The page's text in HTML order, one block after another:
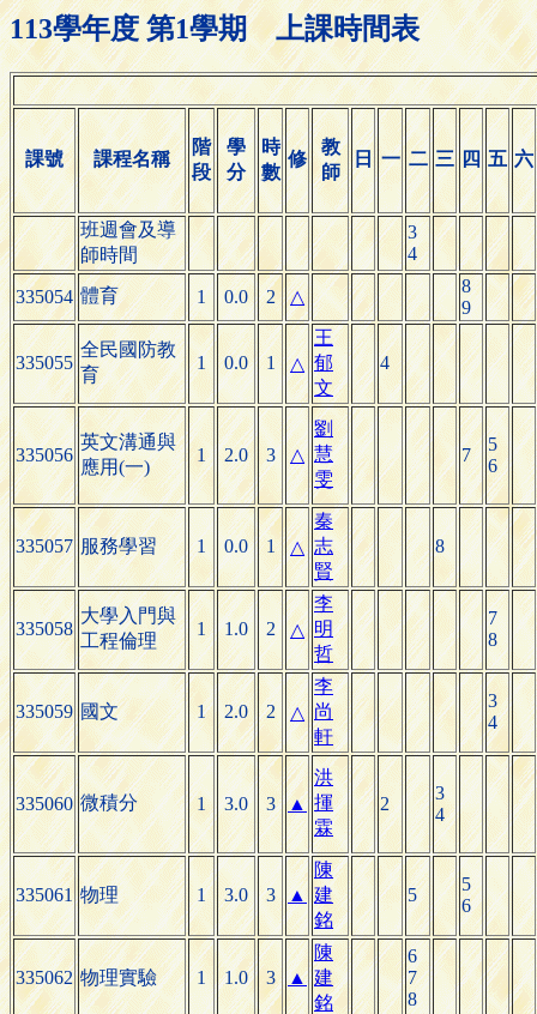
113學年度 第1學期 上課時間表
課號 課程名稱
階
段
學
分
時
數
修
教
師
日 一 二 三 四 五 六
班週會及導
師時間
3
4
335054 體育 1 0.0 2 △
8
9
335055
全民國防教
育
1 0.0 1 △
王
郁
文
4
335056
英文溝通與
應用(一)
1 2.0 3 △
劉
慧
雯
7
5
6
335057 服務學習 1 0.0 1 △
秦
志
賢
8
335058
大學入門與
工程倫理
1 1.0 2 △
李
明
哲
7
8
335059 國文 1 2.0 2 △
李
尚
軒
3
4
335060 微積分 1 3.0 3 ▲
洪
揮
霖
2
3
4
335061 物理 1 3.0 3 ▲
陳
建
銘
5
5
6
335062 物理實驗 1 1.0 3 ▲
陳
建
銘
6
7
8